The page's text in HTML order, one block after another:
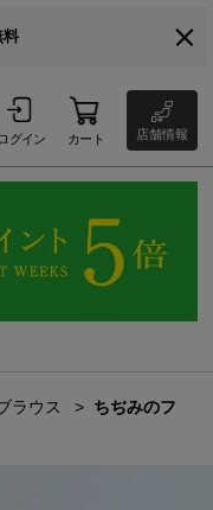
料
ログイン カート 店舗情報
ラウス
ちぢみのフ